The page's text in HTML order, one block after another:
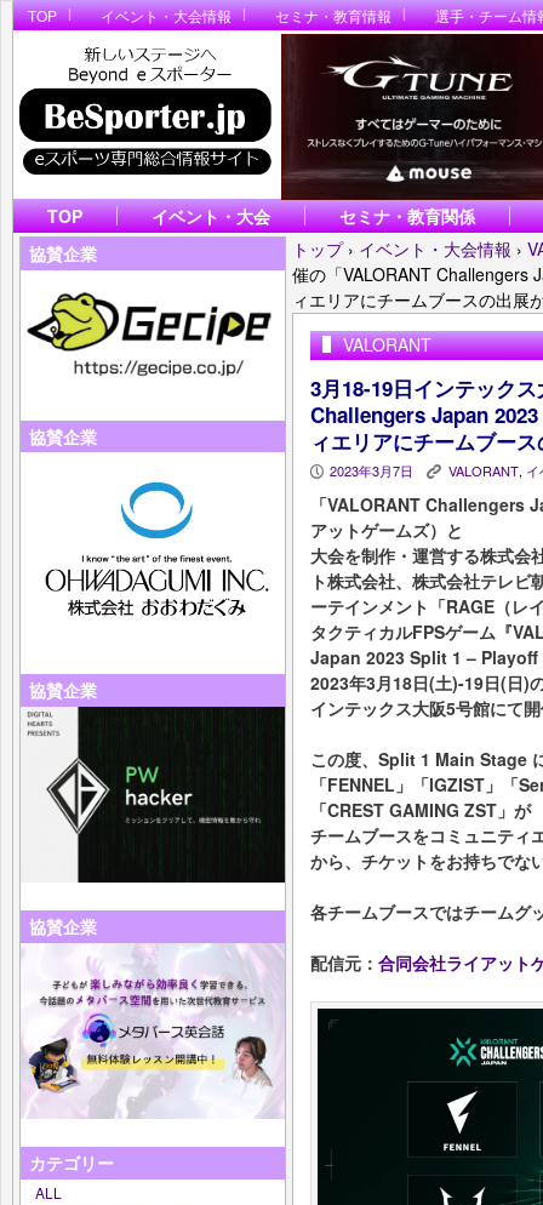
TOP イベント・大会情報 セミナ・教育情報 選手・チーム情
TOP イベント・大会
セミナ・教育関係
協賛企業
協賛企業
協賛企業
協賛企業
カテゴリー
ALL
トップ › イベント・大会情報 ›
催の「VALORANT Challengers
ィエリアにチームブースの出展
VALORANT
3月18-19日インテック
Challengers Japan
ィエリアにチームブー
P 2023年3月7日 K VALORANT,
「VALORANT Challengers
アットゲームズ）と
大会を制作・運営する株式会
ト株式会社、株式会社テレ
ーテインメント「RAGE（レ
タクティカルFPSゲーム『
Japan 2023 Split 1 –
2023年3月18日(土)-19日(日)
インテックス大阪5号館にて
この度、Split 1 Main Stage
「FENNEL」「IGZIST」「
「CREST GAMING ZST」が
チームブースをコミュニティ
から、チケットをお持ちでな
各チームブースではチームグ
配信元： 合同会社ライアット